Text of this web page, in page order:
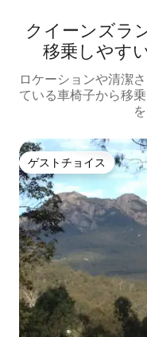
クイーンズラ
移乗しやす
ロケーションや清潔
ている車椅子から移
ゲストチョイス
ゲストチョイス